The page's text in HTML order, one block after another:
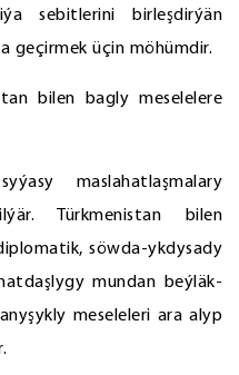
sebitlerini birleşdirýän
geçirmek üçin möhümdir.
bilen bagly meselelere
maslahatlaşmalary
Türkmenistan bilen
söwda-ykdysady
mundan beýläk-
meseleleri ara alyp